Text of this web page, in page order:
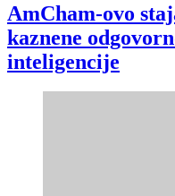
AmCham-ovo
kaznene
inteligencije